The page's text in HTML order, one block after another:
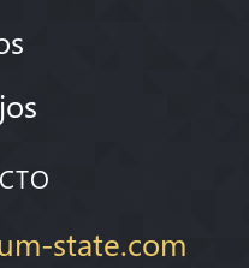
state.com